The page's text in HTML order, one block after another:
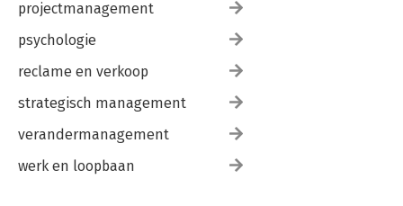
projectmanagement
psychologie
reclame en verkoop
strategisch management
verandermanagement
werk en loopbaan